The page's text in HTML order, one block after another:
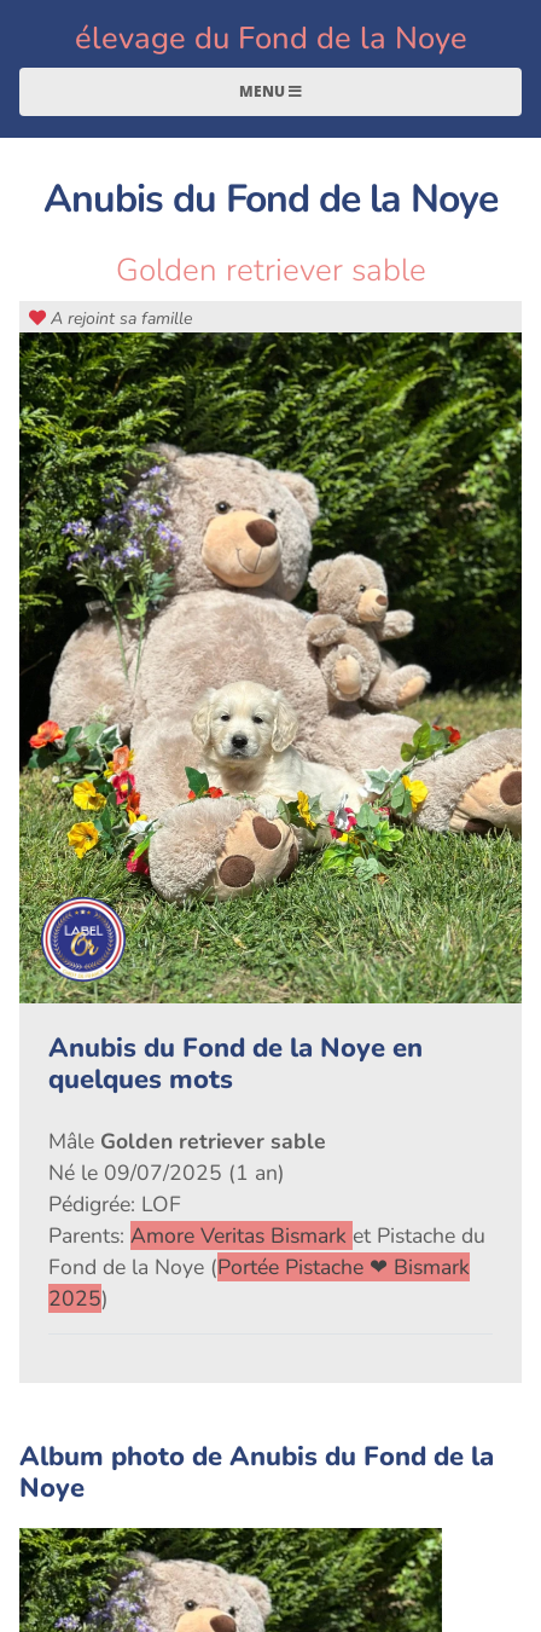
élevage du Fond de la Noye
MENU
Anubis du Fond de la Noye
Golden retriever sable
A rejoint sa famille
Anubis du Fond de la Noye en
quelques mots
Mâle Golden retriever sable
Né le 09/07/2025 (1 an)
Pédigrée: LOF
Parents: Amore Veritas Bismark et Pistache du
Fond de la Noye (Portée Pistache ❤ Bismark
2025)
Album photo de Anubis du Fond de la
Noye